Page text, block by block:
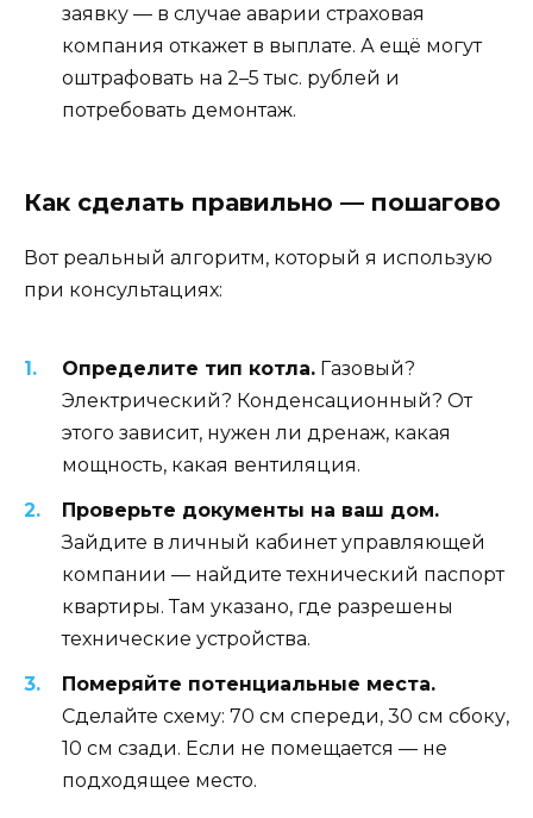
заявку — в случае аварии страховая
компания откажет в выплате. А ещё могут
оштрафовать на 2–5 тыс. рублей и
потребовать демонтаж.
Как сделать правильно — пошагово
Вот реальный алгоритм, который я использую
при консультациях:
Определите тип котла. Газовый?
Электрический? Конденсационный? От
этого зависит, нужен ли дренаж, какая
мощность, какая вентиляция.
Проверьте документы на ваш дом.
Зайдите в личный кабинет управляющей
компании — найдите технический паспорт
квартиры. Там указано, где разрешены
технические устройства.
Померяйте потенциальные места.
Сделайте схему: 70 см спереди, 30 см сбоку,
10 см сзади. Если не помещается — не
подходящее место.